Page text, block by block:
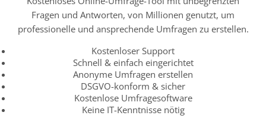
Fragen und Antworten, von Millionen genutzt, um
professionelle und ansprechende Umfragen zu erstellen.
Kostenloser Support
Schnell & einfach eingerichtet
Anonyme Umfragen erstellen
DSGVO-konform & sicher
Kostenlose Umfragesoftware
Keine IT-Kenntnisse nötig